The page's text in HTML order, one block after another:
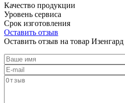
Качество продукции
Уровень сервиса
Срок изготовления
Оставить отзыв
Оставить отзыв на товар Изенгард